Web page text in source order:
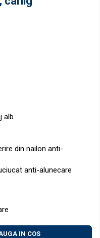
alb
din nailon anti-
anti-alunecare
IN COS